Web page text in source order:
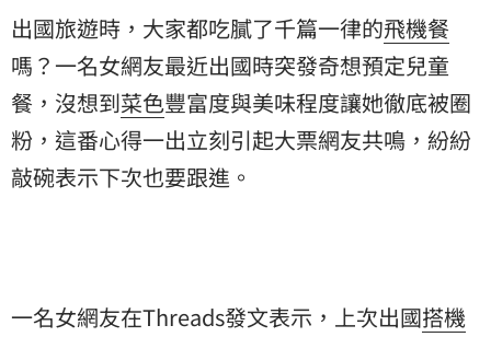
出國旅遊時，大家都吃膩了千篇一律的飛機餐
嗎？一名女網友最近出國時突發奇想預定兒童
餐 ，沒想到菜色豐富度與美味程度讓她徹底被圈
粉，這番心得一出立刻引起大票網友共鳴，紛紛
敲碗表示下次也要跟進。
一名女網友在Threads發文表示，上次出國搭機